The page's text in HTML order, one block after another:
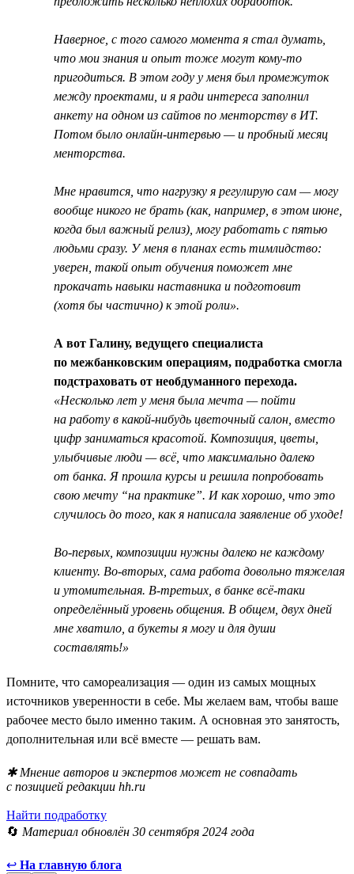
Наверное, с того самого момента я стал думать,
что мои знания и опыт тоже могут кому-то
пригодиться. В этом году у меня был промежуток
между проектами, и я ради интереса заполнил
анкету на одном из сайтов по менторству в ИТ.
Потом было онлайн-интервью — и пробный месяц
менторства.
Мне нравится, что нагрузку я регулирую сам — могу
вообще никого не брать (как, например, в этом июне,
когда был важный релиз), могу работать с пятью
людьми сразу. У меня в планах есть тимлидство:
уверен, такой опыт обучения поможет мне
прокачать навыки наставника и подготовит
(хотя бы частично) к этой роли».
А вот Галину, ведущего специалиста
по межбанковским операциям, подработка смогла
подстраховать от необдуманного перехода.
«Несколько лет у меня была мечта — пойти
на работу в какой-нибудь цветочный салон, вместо
цифр заниматься красотой. Композиция, цветы,
улыбчивые люди — всё, что максимально далеко
от банка. Я прошла курсы и решила попробовать
свою мечту “на практике”. И как хорошо, что это
случилось до того, как я написала заявление об уходе!
Во-первых, композиции нужны далеко не каждому
клиенту. Во-вторых, сама работа довольно тяжелая
и утомительная. В-третьих, в банке всё-таки
определённый уровень общения. В общем, двух дней
мне хватило, а букеты я могу и для души
составлять!»
Помните, что самореализация — один из самых мощных
источников уверенности в себе. Мы желаем вам, чтобы ваше
рабочее место было именно таким. А основная это занятость,
дополнительная или всё вместе — решать вам.
✱ Мнение авторов и экспертов может не совпадать
с позицией редакции hh.ru
Найти подработку
🔄 Материал обновлён 30 сентября 2024 года
↩ На главную блога